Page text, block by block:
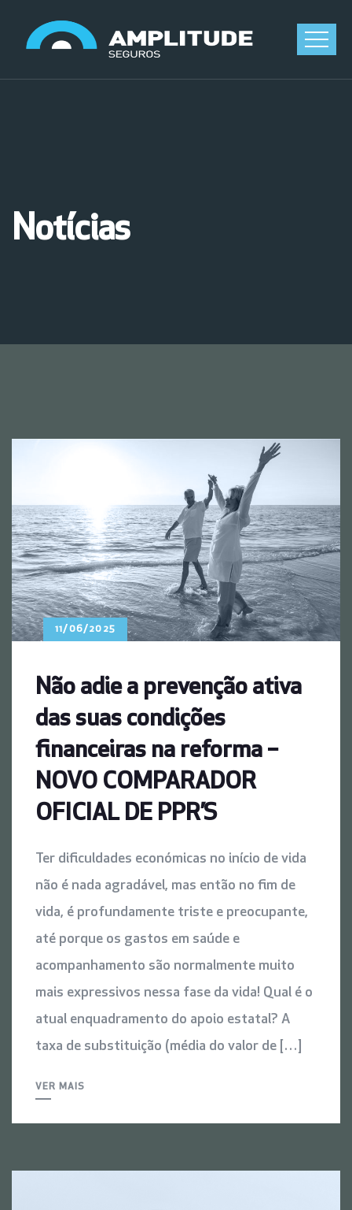
Notícias
11/06/2025
Não adie a prevenção ativa
das suas condições
financeiras na reforma –
NOVO COMPARADOR
OFICIAL DE PPR’S
Ter dificuldades económicas no início de vida
não é nada agradável, mas então no fim de
vida, é profundamente triste e preocupante,
até porque os gastos em saúde e
acompanhamento são normalmente muito
mais expressivos nessa fase da vida! Qual é o
atual enquadramento do apoio estatal? A
taxa de substituição (média do valor de […]
VER MAIS